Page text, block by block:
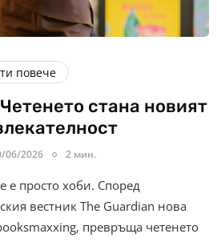
повече
стана новият
06/2026 2 мин.
е просто хоби. Според
вестник The Guardian нова
превръща четенето